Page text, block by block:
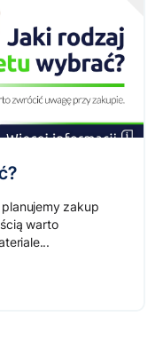
zakup
warto